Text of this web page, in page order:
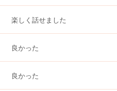
楽しく話せました
良かった
良かった